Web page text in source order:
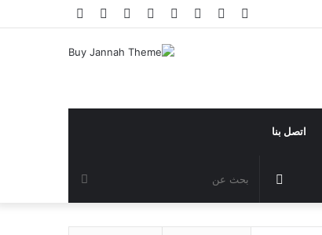
مقال تسجيل تيلقرام
انستقرام يوتيوب تويتر
فيسبوك
اتصل بنا
عن عشوائي